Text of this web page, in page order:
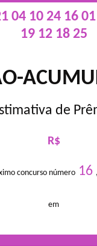
04 10 24 16
19 12 18 25
de
R$
concurso número 16
em